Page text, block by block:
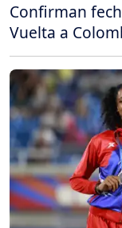
Confirman
Vuelta a